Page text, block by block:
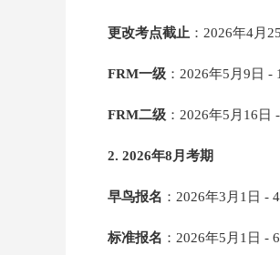
更改考点截止 ：2026年4月
FRM一级：2026年5月9日 -
FRM二级：2026年5月16日
2. 2026年8月考期
早鸟报名 ：2026年3月1日 -
标准报名 ：2026年5月1日 -